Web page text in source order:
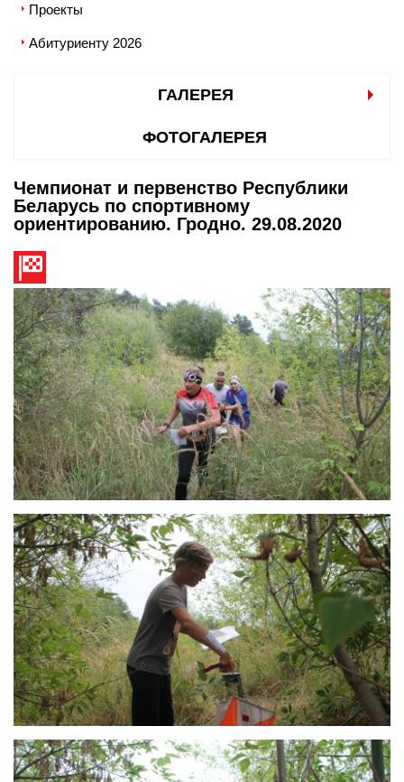
Проекты
Абитуриенту 2026
ГАЛЕРЕЯ
ФОТОГАЛЕРЕЯ
Чемпионат и первенство Республики
Беларусь по спортивному
ориентированию. Гродно. 29.08.2020